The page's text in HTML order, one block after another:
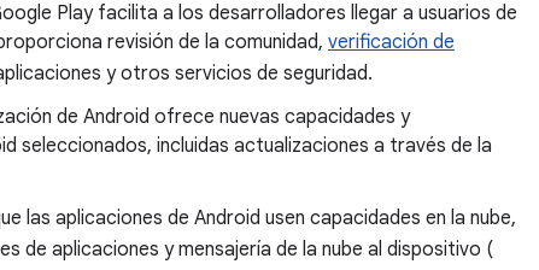
Play facilita a los desarrolladores llegar a usuarios de
revisión de la comunidad, verificación de
y otros servicios de seguridad.
de Android ofrece nuevas capacidades y
seleccionados, incluidas actualizaciones a través de la
las aplicaciones de Android usen capacidades en la nube,
de aplicaciones y mensajería de la nube al dispositivo (